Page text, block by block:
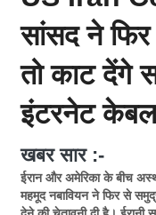
सांसद ने
तो काट देंगे
इंटरनेट
खबर सार :-
ईरान और अमेरिका के बीच
महमूद नबावियन ने फिर से